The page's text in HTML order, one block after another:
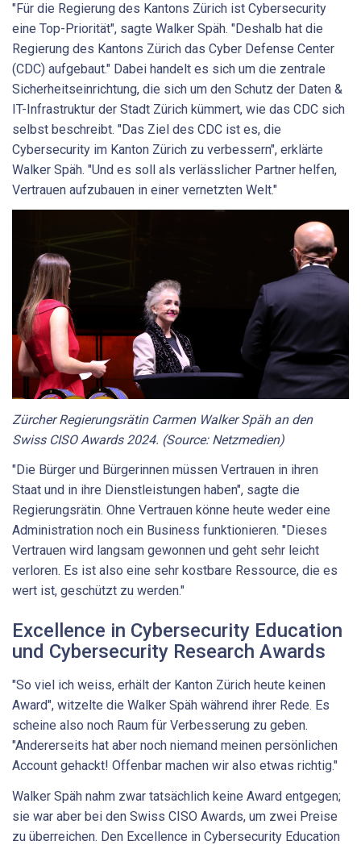
"Für die Regierung des Kantons Zürich ist Cybersecurity
eine Top-Priorität", sagte Walker Späh. "Deshalb hat die
Regierung des Kantons Zürich das Cyber Defense Center
(CDC) aufgebaut." Dabei handelt es sich um die zentrale
Sicherheitseinrichtung, die sich um den Schutz der Daten &
IT-Infrastruktur der Stadt Zürich kümmert, wie das CDC sich
selbst beschreibt. "Das Ziel des CDC ist es, die
Cybersecurity im Kanton Zürich zu verbessern", erklärte
Walker Späh. "Und es soll als verlässlicher Partner helfen,
Vertrauen aufzubauen in einer vernetzten Welt."
Zürcher Regierungsrätin Carmen Walker Späh an den
Swiss CISO Awards 2024. (Source: Netzmedien)
"Die Bürger und Bürgerinnen müssen Vertrauen in ihren
Staat und in ihre Dienstleistungen haben", sagte die
Regierungsrätin. Ohne Vertrauen könne heute weder eine
Administration noch ein Business funktionieren. "Dieses
Vertrauen wird langsam gewonnen und geht sehr leicht
verloren. Es ist also eine sehr kostbare Ressource, die es
wert ist, geschützt zu werden."
Excellence in Cybersecurity Education
und Cybersecurity Research Awards
"So viel ich weiss, erhält der Kanton Zürich heute keinen
Award", witzelte die Walker Späh während ihrer Rede. Es
scheine also noch Raum für Verbesserung zu geben.
"Andererseits hat aber noch niemand meinen persönlichen
Account gehackt! Offenbar machen wir also etwas richtig."
Walker Späh nahm zwar tatsächlich keine Award entgegen;
sie war aber bei den Swiss CISO Awards, um zwei Preise
zu überreichen. Den Excellence in Cybersecurity Education